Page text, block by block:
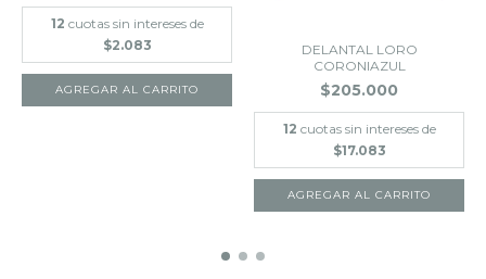
12 cuotas sin intereses de
$2.083
DELANTAL LORO
CORONIAZUL
$205.000
12 cuotas sin intereses de
$17.083